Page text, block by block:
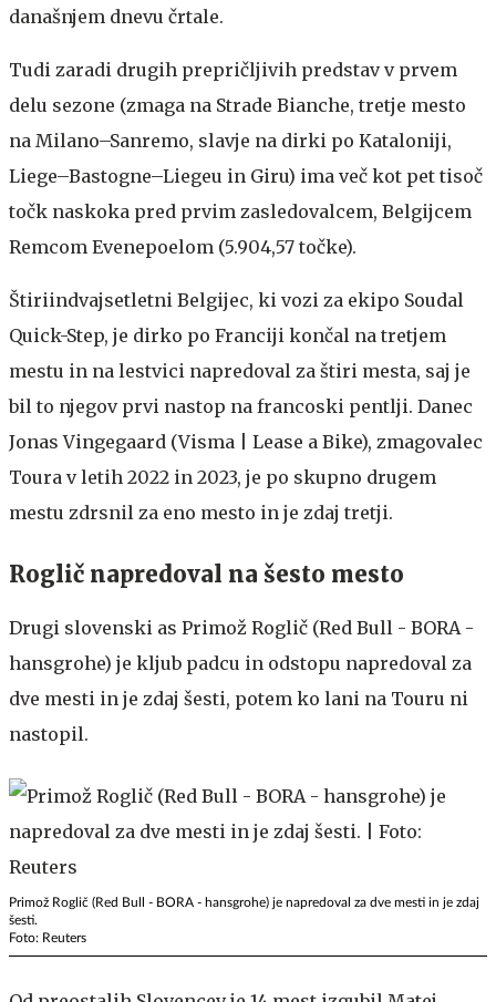
današnjem dnevu črtale.
Tudi zaradi drugih prepričljivih predstav v prvem
delu sezone (zmaga na Strade Bianche, tretje mesto
na Milano–Sanremo, slavje na dirki po Kataloniji,
Liege–Bastogne–Liegeu in Giru) ima več kot pet tisoč
točk naskoka pred prvim zasledovalcem, Belgijcem
Remcom Evenepoelom (5.904,57 točke).
Štiriindvajsetletni Belgijec, ki vozi za ekipo Soudal
Quick-Step, je dirko po Franciji končal na tretjem
mestu in na lestvici napredoval za štiri mesta, saj je
bil to njegov prvi nastop na francoski pentlji. Danec
Jonas Vingegaard (Visma | Lease a Bike), zmagovalec
Toura v letih 2022 in 2023, je po skupno drugem
mestu zdrsnil za eno mesto in je zdaj tretji.
Roglič napredoval na šesto mesto
Drugi slovenski as Primož Roglič (Red Bull - BORA -
hansgrohe) je kljub padcu in odstopu napredoval za
dve mesti in je zdaj šesti, potem ko lani na Touru ni
nastopil.
Primož Roglič (Red Bull - BORA - hansgrohe) je napredoval za dve mesti in je zdaj
šesti.
Foto: Reuters